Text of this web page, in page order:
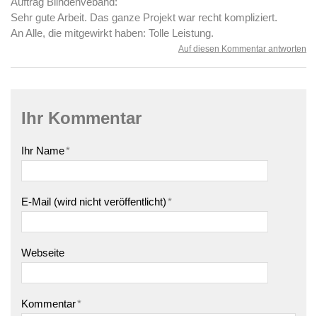
Sehr gute Arbeit. Das ganze Projekt war recht kompliziert.
An Alle, die mitgewirkt haben: Tolle Leistung.
Auf diesen Kommentar antworten
Ihr Kommentar
Ihr Name*
E-Mail (wird nicht veröffentlicht)*
Webseite
Kommentar*